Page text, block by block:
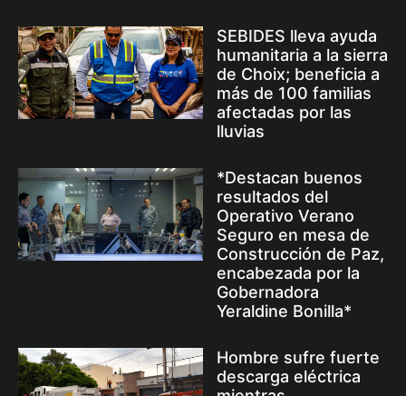
SEBIDES lleva ayuda
humanitaria a la sierra
de Choix; beneficia a
más de 100 familias
afectadas por las
lluvias
*Destacan buenos
resultados del
Operativo Verano
Seguro en mesa de
Construcción de Paz,
encabezada por la
Gobernadora
Yeraldine Bonilla*
Hombre sufre fuerte
descarga eléctrica